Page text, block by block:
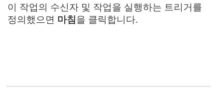
이 작업의 수신자 및 작업을 실행하는 트리거를
정의했으면 마침을 클릭합니다.